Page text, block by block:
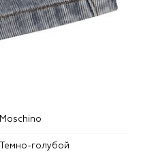
Moschino
Темно-голубой